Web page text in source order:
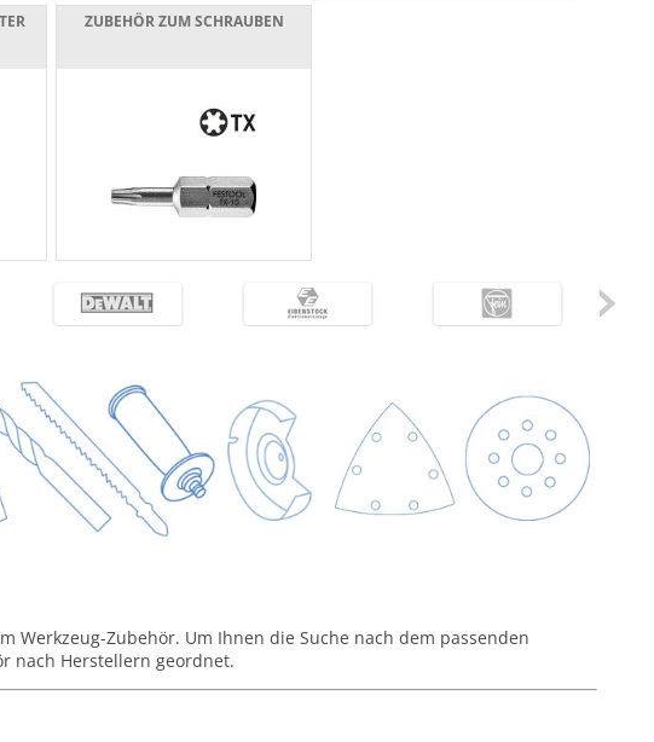
ZUBEHÖR ZUM SCHRAUBEN
Zubehör. Um Ihnen die Suche nach dem passenden
nach Herstellern geordnet.